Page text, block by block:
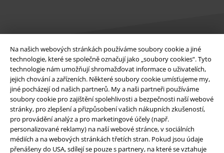
Na našich webových stránkách používáme soubory cookie a jiné
technologie, které se společně označují jako „soubory cookies“. Tyto
technologie nám umožňují shromažďovat informace o uživatelích,
jejich chování a zařízeních. Některé soubory cookie umísťujeme my,
jiné pocházejí od našich partnerů. My a naši partneři používáme
soubory cookie pro zajištění spolehlivosti a bezpečnosti naší webové
stránky, pro zlepšení a přizpůsobení vašich nákupních zkušeností,
pro provádění analýz a pro marketingové účely (např.
personalizované reklamy) na naší webové stránce, v sociálních
médiích a na webových stránkách třetích stran. Pokud jsou údaje
přenášeny do USA, sdílejí se pouze s partnery, na které se vztahuje
Právní informace
Podmínky
Prohlášení
Ochrana osobních údajů